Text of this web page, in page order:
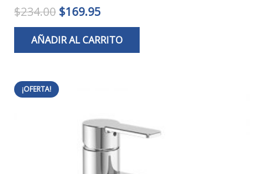
$234.00 El
precio
original
era:
$169.95El
precio
actual
es:
AÑADIR AL CARRITO
¡OFERTA!